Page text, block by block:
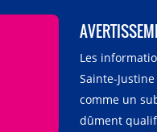
Les
Sainte-
comme un
dûment